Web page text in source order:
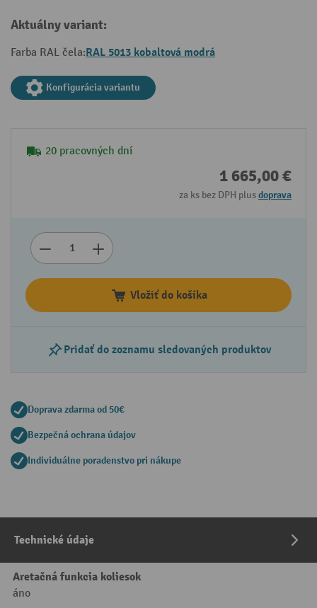
Aktuálny variant:
Farba RAL čela:RAL 5013 kobaltová modrá
Konfigurácia variantu
20 pracovných dní
1 665,00 €
za ks bez DPH plusdoprava
Vložiť do košíka
Pridať do zoznamu sledovaných produktov
Doprava zdarma od 50€
Bezpečná ochrana údajov
Individuálne poradenstvo pri nákupe
Technické údaje
Aretačná funkcia koliesok
áno